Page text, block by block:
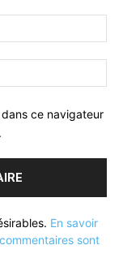
ce navigateur
En savoir
sont